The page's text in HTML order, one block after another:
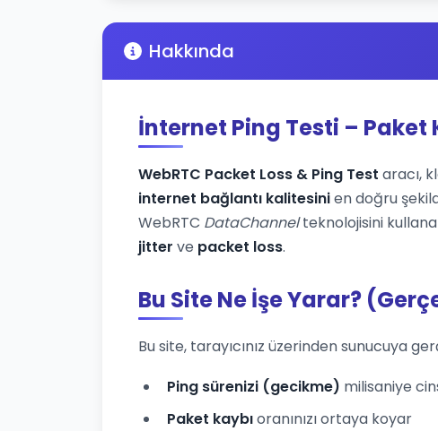
Hakkında
İnternet Ping Testi –
WebRTC Packet Loss & Ping Test aracı,
internet bağlantı kalitesinien doğru
WebRTC DataChannelteknolojisini
jitter ve packet loss.
Bu Site Ne İşe Yarar?
Bu site, tarayıcınız üzerinden sunucuya
Ping sürenizi (gecikme) milisaniye
Paket kaybıoranınızı ortaya koyar